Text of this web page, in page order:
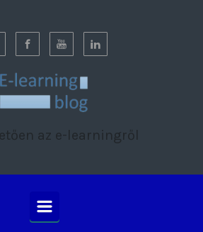
az e-learningről